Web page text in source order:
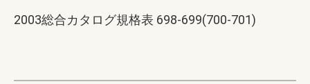
2003総合カタログ規格表 698-699(700-701)